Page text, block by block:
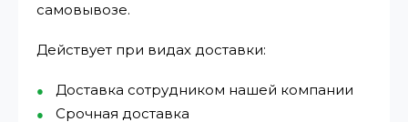
самовывозе.
Действует при видах доставки:
Доставка сотрудником нашей компании
Срочная доставка